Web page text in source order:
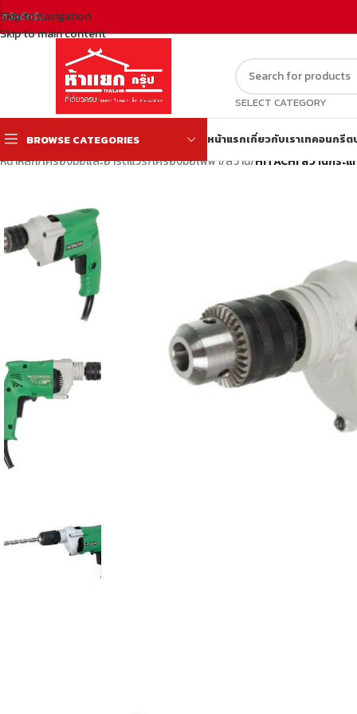
Skip to navigation
Skip to main content
สวัสดีครับ
SELECT CATEGORY
BROWSE CATEGORIES หน้าแรกเกี่ยวกับเราเทคอนกรีต
หน้าหลัก/เครื่องมือและฮาร์ดแวร์/เครื่องมือไฟฟ้า/สว่าน/HITACHI สว่านกระ